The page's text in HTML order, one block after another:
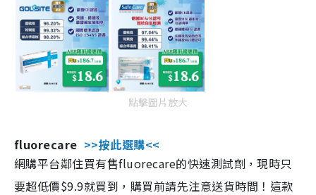
點擊圖片放大
fluorecare >>按此選購<<
網購平台鄰住買有售fluorecare的快速測試劑，現時只
要超低價$9.9就買到，購買前請先注意送貨時間！這款